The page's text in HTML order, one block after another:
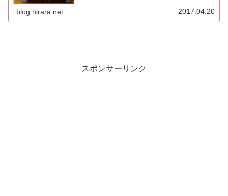
blog.hirara.net 2017.04.20
スポンサーリンク